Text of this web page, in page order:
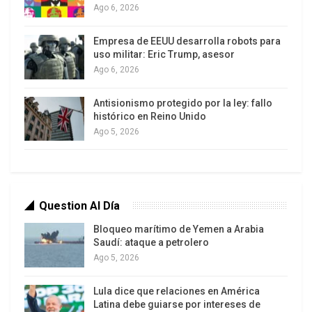
popularidad de cualquier líder británico. Pero la
Burnham.
En su discurso de victoria, Burnham afirmó que el
para la política británica y señaló a su partido ⁠que
esta era la última oportunidad para cambiar de
consecuencia y debemos hacerlo bien», dijo. «No
Ago 6, 2026
Empresa de EEUU desarrolla robots para
uso militar: Eric Trump, asesor
Ago 6, 2026
Antisionismo protegido por la ley: fallo
histórico en Reino Unido
Ago 5, 2026
Question Al Día
Bloqueo marítimo de Yemen a Arabia
Saudí: ataque a petrolero
Ago 5, 2026
Lula dice que relaciones en América
Latina debe guiarse por intereses de